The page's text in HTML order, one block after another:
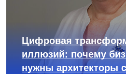
Цифровая
иллюзий: почему
нужны архитекторы